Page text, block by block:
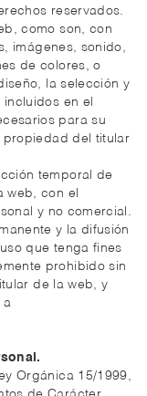
reservados.
como son, con
imágenes, sonido,
de colores, o
la selección y
en el
para su
propiedad del titular
temporal de
web, con el
y no comercial.
y la difusión
que tenga fines
prohibido sin
de la web, y
a
Orgánica 15/1999,